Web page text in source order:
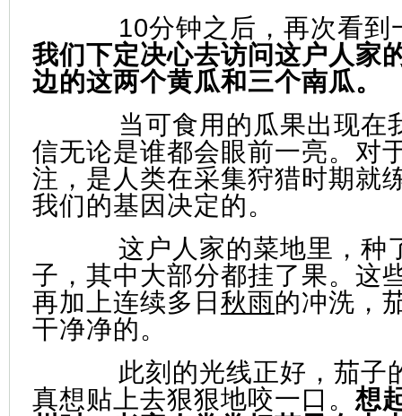
10分钟之后，再次看到
我们下定决心去访问这户人家
边的这两个黄瓜和三个南瓜。
当可食用的瓜果出现在
信无论是谁都会眼前一亮。对
注，是人类在采集狩猎时期就
我们的基因决定的。
这户人家的菜地里，种
子，其中大部分都挂了果。这
再加上连续多日 秋雨的冲洗，
干净净的。
此刻的光线正好，茄子
真想贴上去狠狠地咬一口。 想